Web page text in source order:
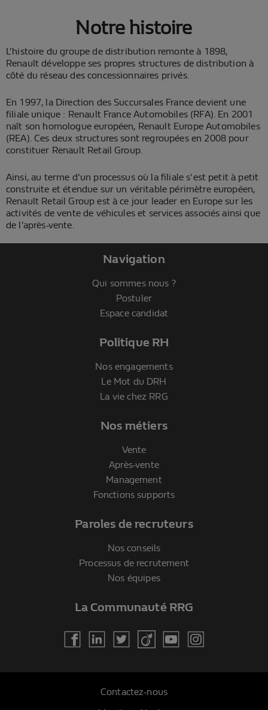
Notre histoire
L’histoire du groupe de distribution remonte à 1898,
Renault développe ses propres structures de distribution à
côté du réseau des concessionnaires privés.
En 1997, la Direction des Succursales France devient une
filiale unique : Renault France Automobiles (RFA). En 2001
naît son homologue européen, Renault Europe Automobiles
(REA). Ces deux structures sont regroupées en 2008 pour
constituer Renault Retail Group.
Ainsi, au terme d'un processus où la filiale s'est petit à petit
construite et étendue sur un véritable périmètre européen,
Renault Retail Group est à ce jour leader en Europe sur les
activités de vente de véhicules et services associés ainsi que
de l’après-vente.
Navigation
Qui sommes nous ?
Postuler
Espace candidat
Politique RH
Nos engagements
Le Mot du DRH
La vie chez RRG
Nos métiers
Vente
Après-vente
Management
Fonctions supports
Paroles de recruteurs
Nos conseils
Processus de recrutement
Nos équipes
La Communauté RRG
Contactez-nous